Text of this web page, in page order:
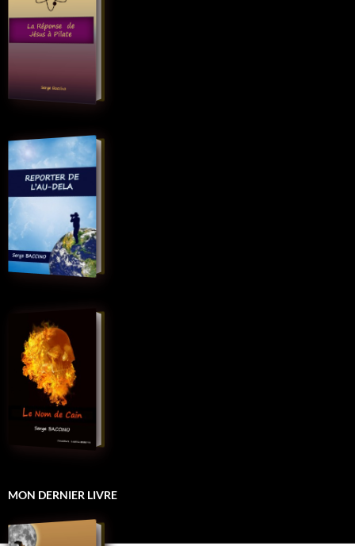
MON DERNIER LIVRE